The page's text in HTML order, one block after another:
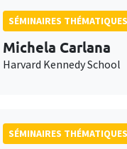
SÉMINAIRES THÉMATIQUES
Michela Carlana
Harvard Kennedy School
SÉMINAIRES THÉMATIQUES